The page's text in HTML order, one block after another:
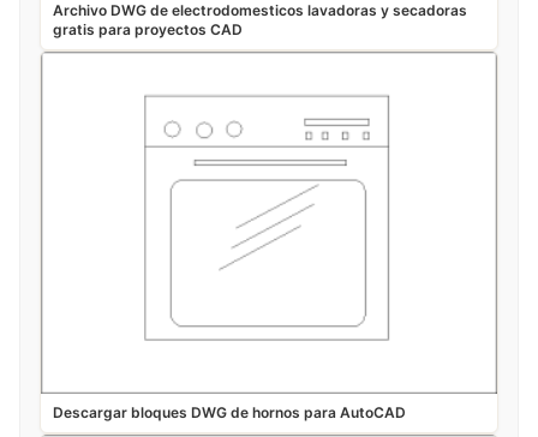
Archivo DWG de electrodomesticos lavadoras y secadoras
gratis para proyectos CAD
Descargar bloques DWG de hornos para AutoCAD